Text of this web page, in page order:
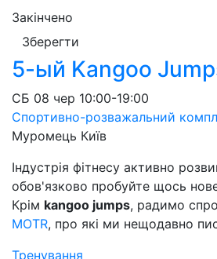
Закінчено
Зберегти
5-ый Kangoo
СБ 08 чер 10:00-19:00
Спортивно-розважальний
Муромець Київ
Індустрія фітнесу активно
обов'язково пробуйте щось
Крім kangoo jumps, радимо
MOTR, про які ми нещодавно
Тренування